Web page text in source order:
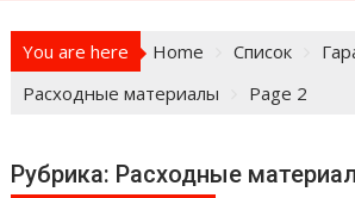
You are here Home Список
Расходные материалы
Page 2
Рубрика: Расходные